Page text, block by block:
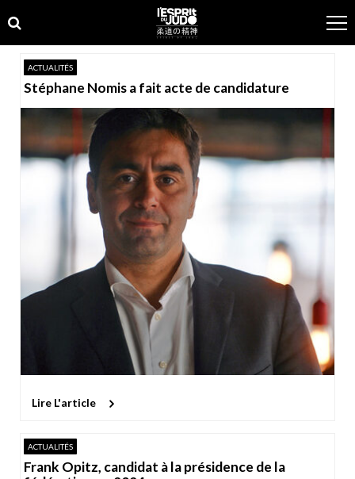
to
navigation
to
content
ACTUALITÉS
Stéphane Nomis a fait acte de candidature
Lire L'article
ACTUALITÉS
Frank Opitz, candidat à la présidence de la